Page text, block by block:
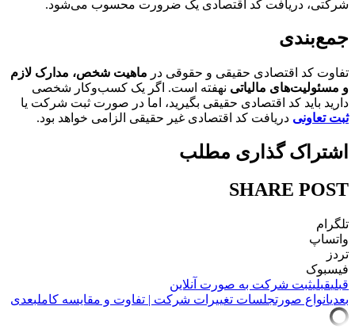
شرکتی، دریافت کد اقتصادی یک ضرورت محسوب می‌شود.
جمع‌بندی
تفاوت کد اقتصادی حقیقی و حقوقی در ماهیت شخص، مدارک لازم
و مسئولیت‌های مالیاتینهفته است. اگر یک کسب‌وکار شخصی
دارید باید کد اقتصادی حقیقی بگیرید، اما در صورت ثبت شرکت یا
ثبت تعاونیدریافت کد اقتصادی غیر حقیقی الزامی خواهد بود.
اشتراک گذاری مطلب
SHARE POST
تلگرام
واتساپ
تردز
فیسبوک
قبلیقبلیثبت شرکت به صورت آنلاین
بعدیانواع صورتجلسات تغییرات شرکت | تفاوت و مقایسه کاملبعدی